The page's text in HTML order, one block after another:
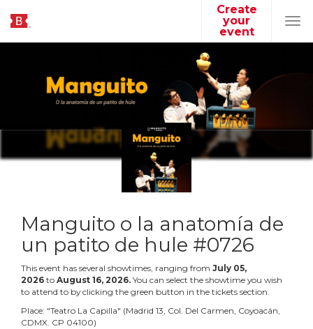
Create
your
event
Manguito o la anatomía de
un patito de hule #0726
This event has several showtimes, ranging from July 05,
2026 to August 16, 2026. You can select the showtime you wish
to attend to by clicking the green button in the tickets section.
Place: "Teatro La Capilla" (Madrid 13, Col. Del Carmen, Coyoacán,
CDMX. CP 04100)